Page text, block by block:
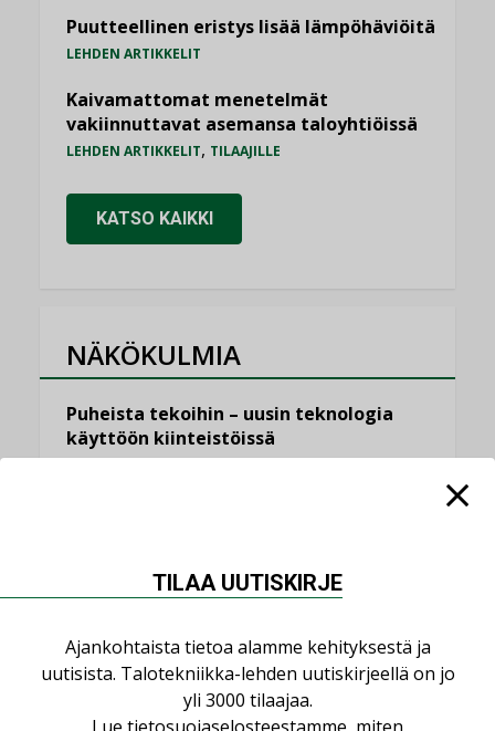
Puutteellinen eristys lisää lämpöhäviöitä
LEHDEN ARTIKKELIT
Kaivamattomat menetelmät
vakiinnuttavat asemansa taloyhtiöissä
LEHDEN ARTIKKELIT, TILAAJILLE
KATSO KAIKKI
NÄKÖKULMIA
Puheista tekoihin – uusin teknologia
käyttöön kiinteistöissä
Yli miljoona kotia on vailla toimivaa
Miten varmistetaan EPD-dokumenteista
saatavien tietojen vertailukelpoisuus?
TILAA UUTISKIRJE
Ajankohtaista tietoa alamme kehityksestä ja
uutisista. Talotekniikka-lehden uutiskirjeellä on jo
yli 3000 tilaajaa.
Lue tietosuojaselosteestamme , miten